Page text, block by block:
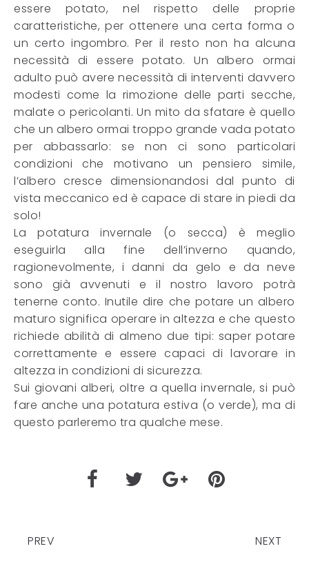
essere potato, nel rispetto delle proprie
caratteristiche, per ottenere una certa forma o
un certo ingombro. Per il resto non ha alcuna
necessità di essere potato. Un albero ormai
adulto può avere necessità di interventi davvero
modesti come la rimozione delle parti secche,
malate o pericolanti. Un mito da sfatare è quello
che un albero ormai troppo grande vada potato
per abbassarlo: se non ci sono particolari
condizioni che motivano un pensiero simile,
l’albero cresce dimensionandosi dal punto di
vista meccanico ed è capace di stare in piedi da
solo!
La potatura invernale (o secca) è meglio
eseguirla alla fine dell’inverno quando,
ragionevolmente, i danni da gelo e da neve
sono già avvenuti e il nostro lavoro potrà
tenerne conto. Inutile dire che potare un albero
maturo significa operare in altezza e che questo
richiede abilità di almeno due tipi: saper potare
correttamente e essere capaci di lavorare in
altezza in condizioni di sicurezza.
Sui giovani alberi, oltre a quella invernale, si può
fare anche una potatura estiva (o verde), ma di
questo parleremo tra qualche mese.
PREV NEXT